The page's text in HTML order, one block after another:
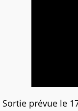
Sortie prévue le